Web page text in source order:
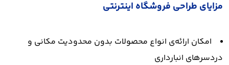
مزایای طراحی فروشگاه اینترنتی
امکان ارائه‌ی انواع محصولات بدون محدودیت مکانی و
دردسرهای انبارداری